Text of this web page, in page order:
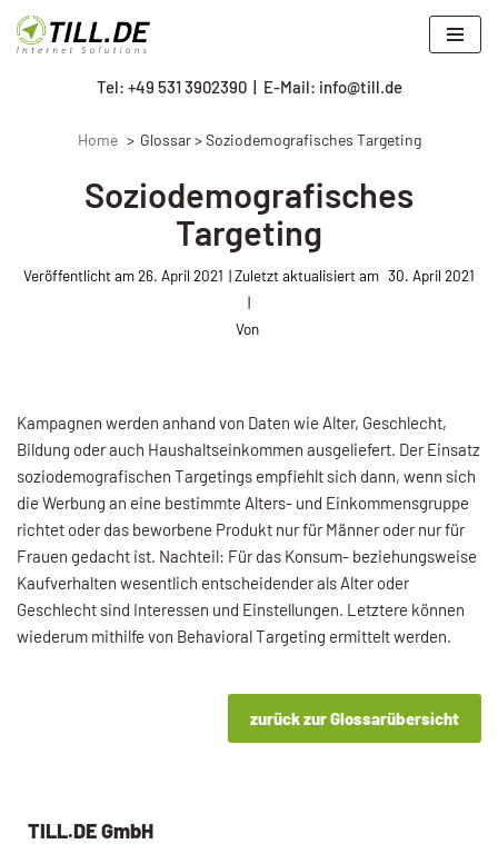
Zum
Tel: +49 531 3902390| E-Mail: info@till.de
Home Glossar > Soziodemografisches Targeting
Soziodemografisches
Targeting
Veröffentlicht am26. April 2021 30. April 2021
Von
Kampagnen werden anhand von Daten wie Alter, Geschlecht,
Bildung oder auch Haushaltseinkommen ausgeliefert. Der Einsatz
soziodemografischen Targetings empfiehlt sich dann, wenn sich
die Werbung an eine bestimmte Alters- und Ein­kommensgruppe
richtet oder das beworbene Produkt nur für Männer oder nur für
Frauen gedacht ist. Nachteil: Für das Konsum- beziehungsweise
Kaufverhalten wesentlich entscheidender als Alter oder
Geschlecht sind Interessen und Einstellungen. Letztere können
wiederum mithilfe von Behavioral Targeting ermittelt werden.
zurück zur Glossarübersicht
TILL.DE GmbH